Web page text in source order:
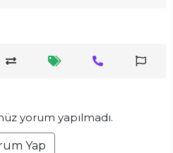
yorum yapılmadı.
Yap